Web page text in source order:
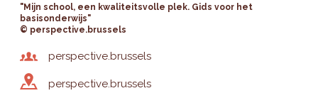
"Mijn school, een kwaliteitsvolle plek. Gids voor het
basisonderwijs"
© perspective.brussels
perspective.brussels
perspective.brussels